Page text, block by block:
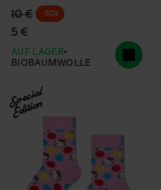
Originalpreis
10 €
Reduzierter Preis
5 €
-50%
AUF LAGER
BIOBAUMWOLLE
Special
Edition